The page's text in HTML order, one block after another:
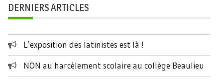
DERNIERS ARTICLES
L’exposition des latinistes est là !
NON au harcèlement scolaire au collège Beaulieu